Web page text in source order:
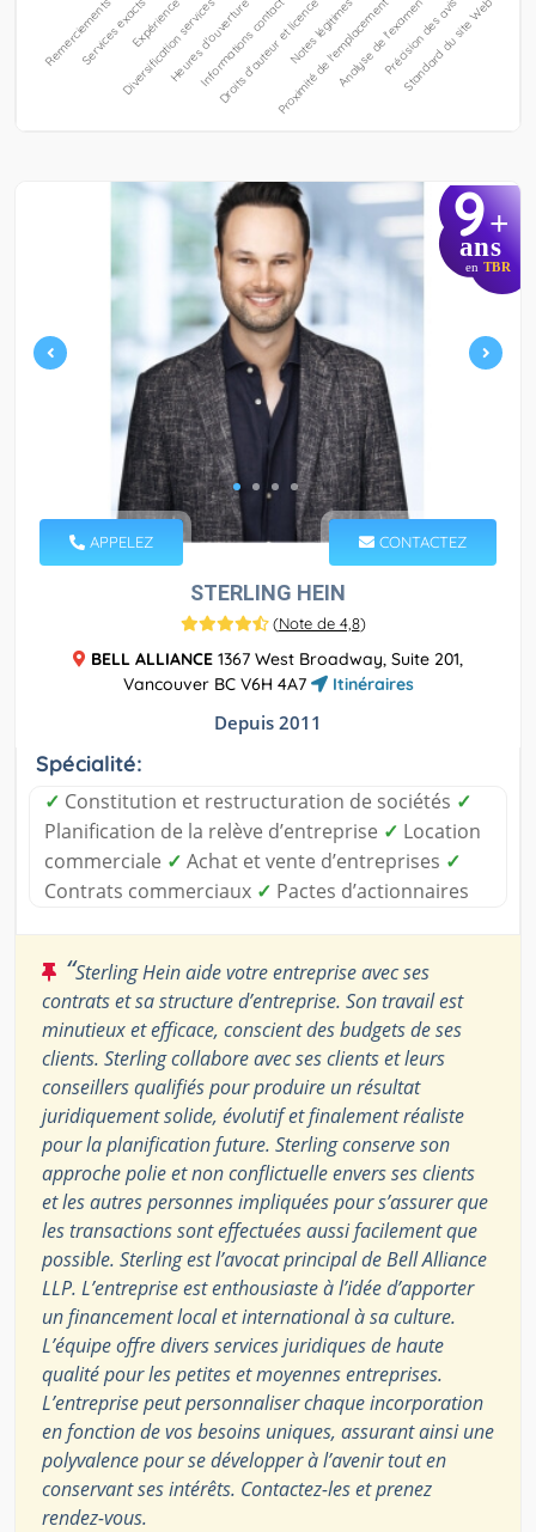
9+
ans
en TBR
APPELEZ CONTACTEZ
STERLING HEIN
(Note de 4,8)
BELL ALLIANCE 1367 West Broadway, Suite 201,
Vancouver BC V6H 4A7
Itinéraires
Depuis 2011
Spécialité:
✓ Constitution et restructuration de sociétés ✓
Planification de la relève d’entreprise ✓ Location
commerciale ✓ Achat et vente d’entreprises ✓
Contrats commerciaux ✓ Pactes d’actionnaires
“Sterling Hein aide votre entreprise avec ses
contrats et sa structure d’entreprise. Son travail est
minutieux et efficace, conscient des budgets de ses
clients. Sterling collabore avec ses clients et leurs
conseillers qualifiés pour produire un résultat
juridiquement solide, évolutif et finalement réaliste
pour la planification future. Sterling conserve son
approche polie et non conflictuelle envers ses clients
et les autres personnes impliquées pour s’assurer que
les transactions sont effectuées aussi facilement que
possible. Sterling est l’avocat principal de Bell Alliance
LLP. L’entreprise est enthousiaste à l’idée d’apporter
un financement local et international à sa culture.
L’équipe offre divers services juridiques de haute
qualité pour les petites et moyennes entreprises.
L’entreprise peut personnaliser chaque incorporation
en fonction de vos besoins uniques, assurant ainsi une
polyvalence pour se développer à l’avenir tout en
conservant ses intérêts. Contactez-les et prenez
rendez-vous.